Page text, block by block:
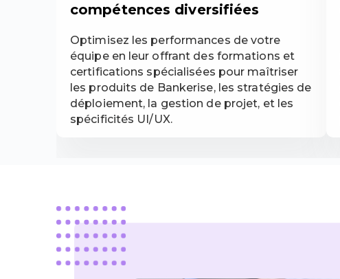
compétences diversifiées
Optimisez les performances de votre
équipe en leur offrant des formations et
certifications spécialisées pour maîtriser
les produits de Bankerise, les stratégies de
déploiement, la gestion de projet, et les
spécificités UI/UX.